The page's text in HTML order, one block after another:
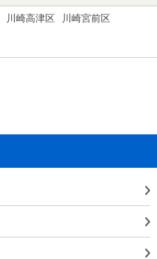
川崎高津区
川崎宮前区